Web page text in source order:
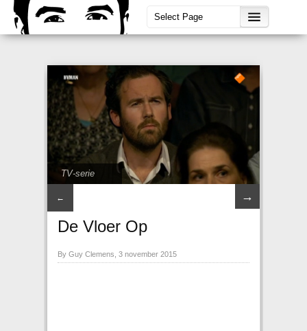
TV-serie
← →
De Vloer Op
By Guy Clemens, 3 november 2015